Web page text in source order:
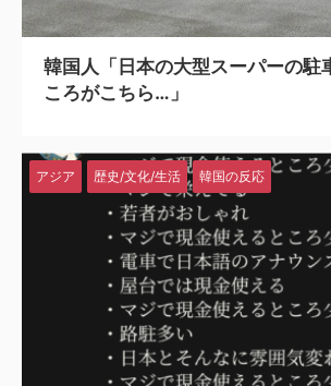
韓国人「日本の大型スーパーの駐
ころがこちら…」
アジア 歴史/文化/生活 韓国の反応